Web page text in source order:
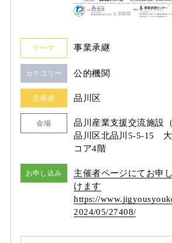
カテゴリー 公的機関
テーマ 事業承継
主催者 品川区
会場
品川産業支援交流施設（
品川区北品川5-5-15 大
コア4階
お申し込み
主催者ページにてお申
けます
https://
2024/05/27408/